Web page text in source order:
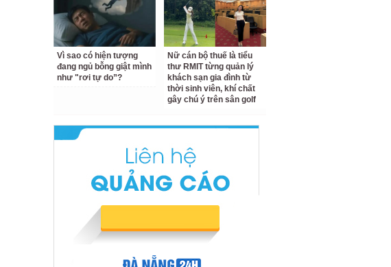
Vì sao có hiện tượng
đang ngủ bỗng giật mình
như "rơi tự do”?
Nữ cán bộ thuế là tiểu
thư RMIT từng quản lý
khách sạn gia đình từ
thời sinh viên, khí chất
gây chú ý trên sân golf